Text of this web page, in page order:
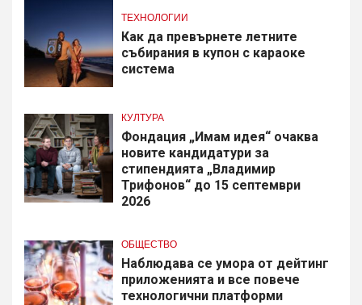
ТЕХНОЛОГИИ
Как да превърнете летните
събирания в купон с караоке
система
КУЛТУРА
Фондация „Имам идея“ очаква
новите кандидатури за
стипендията „Владимир
Трифонов“ до 15 септември
2026
ОБЩЕСТВО
Наблюдава се умора от дейтинг
приложенията и все повече
технологични платформи